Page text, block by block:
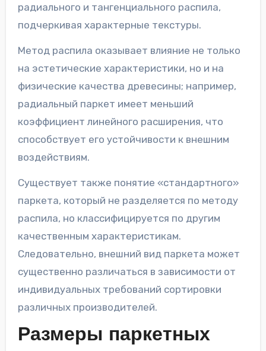
радиального и тангенциального распила,
подчеркивая характерные текстуры.
Метод распила оказывает влияние не только
на эстетические характеристики, но и на
физические качества древесины; например,
радиальный паркет имеет меньший
коэффициент линейного расширения, что
способствует его устойчивости к внешним
воздействиям.
Существует также понятие «стандартного»
паркета, который не разделяется по методу
распила, но классифицируется по другим
качественным характеристикам.
Следовательно, внешний вид паркета может
существенно различаться в зависимости от
индивидуальных требований сортировки
различных производителей.
Размеры паркетных